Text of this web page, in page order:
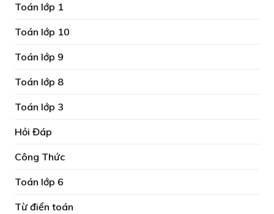
Toán lớp 1
Toán lớp 10
Toán lớp 9
Toán lớp 8
Toán lớp 3
Hỏi Đáp
Công Thức
Toán lớp 6
Từ điển toán